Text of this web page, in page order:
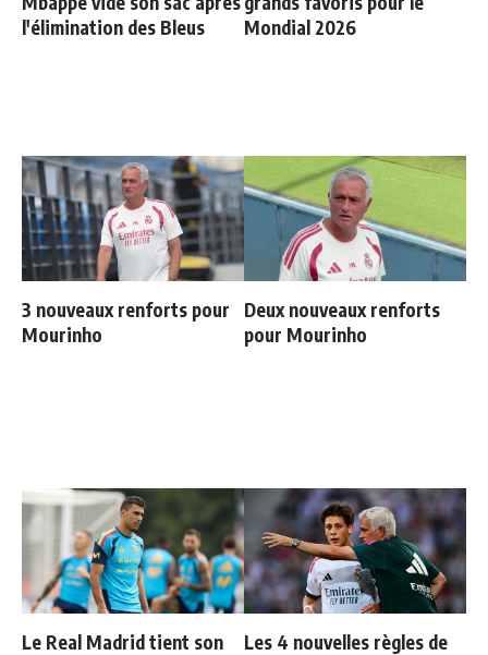
l'élimination des Bleus
Mondial 2026
3 nouveaux renforts pour
Mourinho
Deux nouveaux renforts
pour Mourinho
Le Real Madrid tient son
Les 4 nouvelles règles de